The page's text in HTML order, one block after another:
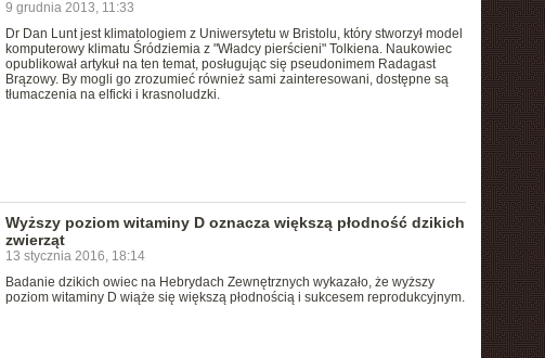
9 grudnia 2013, 11:33
Dr Dan Lunt jest klimatologiem z Uniwersytetu w Bristolu, który stworzył model
komputerowy klimatu Śródziemia z "Władcy pierścieni" Tolkiena. Naukowiec
opublikował artykuł na ten temat, posługując się pseudonimem Radagast
Brązowy. By mogli go zrozumieć również sami zainteresowani, dostępne są
tłumaczenia na elficki i krasnoludzki.
Wyższy poziom witaminy D oznacza większą płodność dzikich
zwierząt
13 stycznia 2016, 18:14
Badanie dzikich owiec na Hebrydach Zewnętrznych wykazało, że wyższy
poziom witaminy D wiąże się większą płodnością i sukcesem reprodukcyjnym.